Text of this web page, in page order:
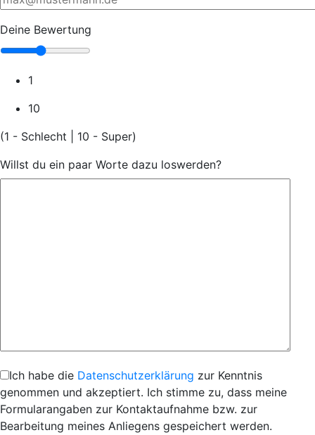
Deine Bewertung
1
10
(1 - Schlecht | 10 - Super)
Willst du ein paar Worte dazu loswerden?
Ich habe die Datenschutzerklärung zur Kenntnis
genommen und akzeptiert. Ich stimme zu, dass meine
Formularangaben zur Kontaktaufnahme bzw. zur
Bearbeitung meines Anliegens gespeichert werden.